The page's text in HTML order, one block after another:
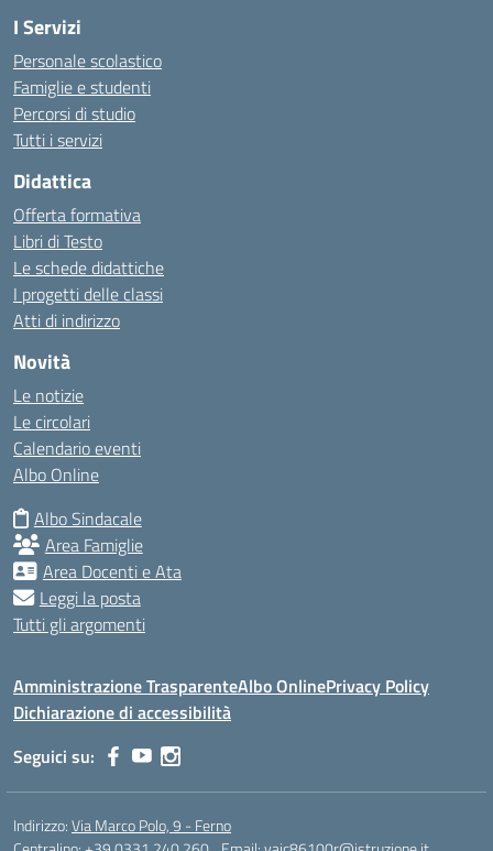
I Servizi
Personale scolastico
Famiglie e studenti
Percorsi di studio
Tutti i servizi
Didattica
Offerta formativa
Libri di Testo
Le schede didattiche
I progetti delle classi
Atti di indirizzo
Novità
Le notizie
Le circolari
Calendario eventi
Albo Online
Albo Sindacale
Area Famiglie
Area Docenti e Ata
Leggi la posta
Tutti gli argomenti
Amministrazione TrasparenteAlbo OnlinePrivacy Policy
Dichiarazione di accessibilità
Seguici su:
Indirizzo:Via Marco Polo, 9 - Ferno